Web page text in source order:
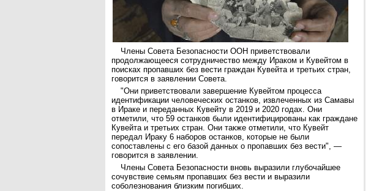
Члены Совета Безопасности ООН приветствовали
продолжающееся сотрудничество между Ираком и Кувейтом в
поисках пропавших без вести граждан Кувейта и третьих стран,
говорится в заявлении Совета.
"Они приветствовали завершение Кувейтом процесса
идентификации человеческих останков, извлеченных из Самавы
в Ираке и переданных Кувейту в 2019 и 2020 годах. Они
отметили, что 59 останков были идентифицированы как граждане
Кувейта и третьих стран. Они также отметили, что Кувейт
передал Ираку 6 наборов останков, которые не были
сопоставлены с его базой данных о пропавших без вести", —
говорится в заявлении.
Члены Совета Безопасности вновь выразили глубочайшее
сочувствие семьям пропавших без вести и выразили
соболезнования близким погибших.